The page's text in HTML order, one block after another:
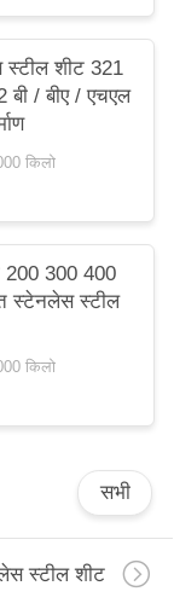
शीट 321
बी / बीए / एचएल
किलो
300 400
स्टेनलेस स्टील
किलो
सभी
स्टील शीट